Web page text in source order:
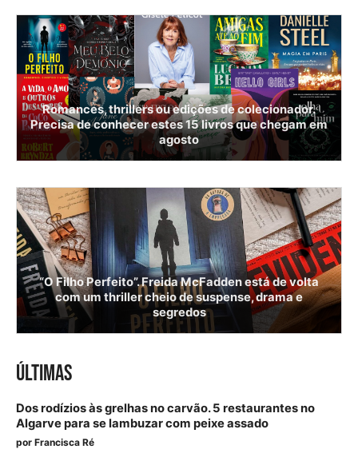
Romances, thrillers ou edições de colecionador.
Precisa de conhecer estes 15 livros que chegam em
agosto
“O Filho Perfeito”. Freida McFadden está de volta
com um thriller cheio de suspense, drama e
segredos
ÚLTIMAS
Dos rodízios às grelhas no carvão. 5 restaurantes no
Algarve para se lambuzar com peixe assado
por Francisca Ré